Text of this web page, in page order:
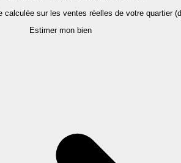
sur les ventes réelles de votre quartier
Estimer mon bien